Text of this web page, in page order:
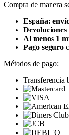
Compra de manera
España:
Al menos 1
Pago seguro
Métodos de pago:
Transferencia